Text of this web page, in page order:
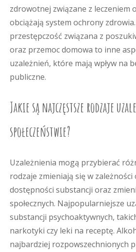
zdrowotnej związane z leczeniem
obciążają system ochrony
przestępczość związana z
oraz przemoc domowa to inne
uzależnień, które mają wpływ na
publiczne.
Jakie są najczęstsze rodzaje
społeczeństwie?
Uzależnienia mogą przybierać
rodzaje zmieniają się w
dostępności substancji oraz
społecznych. Najpopularniejsze
substancji psychoaktywnych,
narkotyki czy leki na receptę.
najbardziej rozpowszechnionych